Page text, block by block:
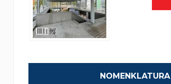
NOMENKLATURA